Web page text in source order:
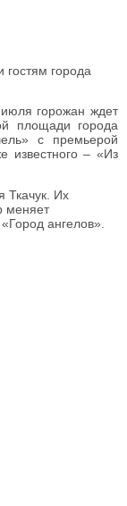
города
горожан ждет
площади города
с премьерой
известного – «Из
Ткачук. Их
меняет
ангелов».